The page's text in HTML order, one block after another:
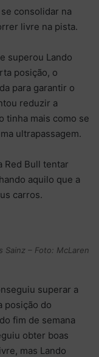
consolidar na
livre na pista.
superou Lando
posição, o
para garantir o
reduzir a
tinha mais como se
ultrapassagem.
Red Bull tentar
aquilo que a
carros.
Sainz – Foto: McLaren
superar a
posição do
fim de semana
obter boas
mas Lando